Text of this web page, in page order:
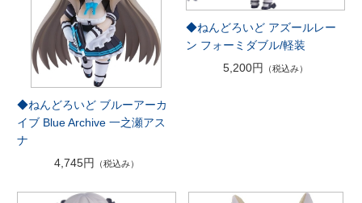
◆ねんどろいど ブルーアーカ
イブ Blue Archive 一之瀬アス
ナ
4,745円
（税込み）
◆ねんどろいど アズールレー
ン フォーミダブル/軽装
5,200円
（税込み）